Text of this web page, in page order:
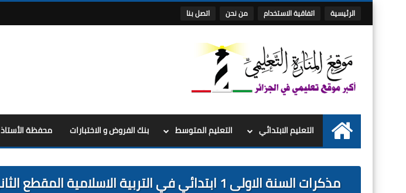
الرئيسية اتفاقية الاستخدام من نحن اتصل بنا
الرئيسية
التعليم الابتدائي التعليم المتوسط بنك الفروض و الاختبارات محفظة الأستاذ
مذكرات السنة الاولى 1 ابتدائي في التربية الاسلامية المقطع الثاني درس اطهر مكاني